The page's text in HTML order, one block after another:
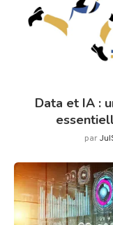
Data et IA :
par